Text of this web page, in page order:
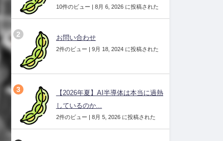
10件のビュー | 8月 6, 2026 に投稿された
お問い合わせ
2件のビュー | 9月 18, 2024 に投稿された
【2026年夏】AI半導体は本当に過熱
しているのか...
2件のビュー | 8月 5, 2026 に投稿された